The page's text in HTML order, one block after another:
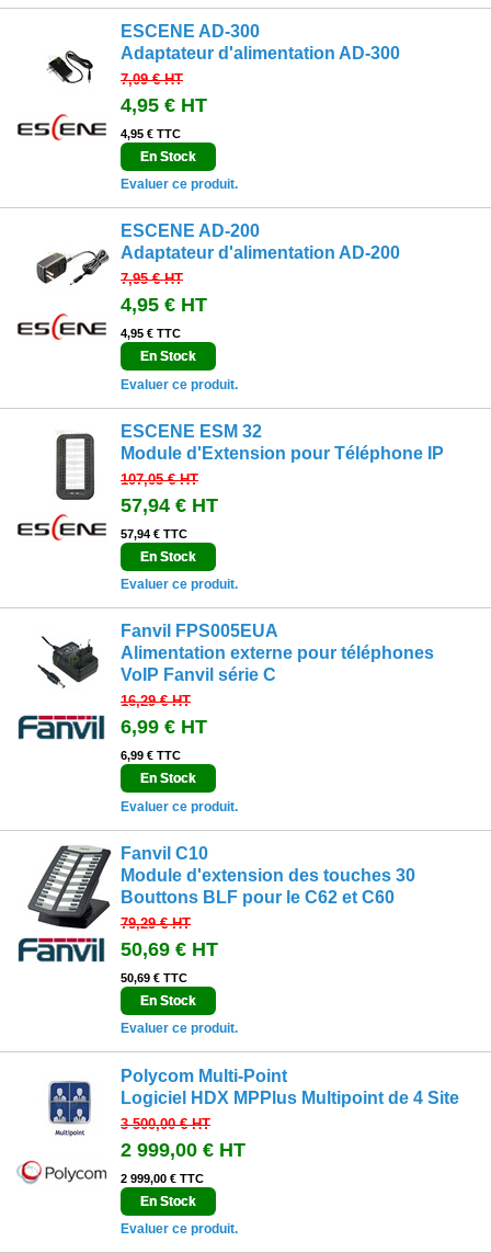
ESCENE AD-300
Adaptateur d'alimentation AD-300
7,09 €HT
4,95 € HT
4,95 € TTC
En Stock
Evaluer ce produit.
ESCENE AD-200
Adaptateur d'alimentation AD-200
7,95 €HT
4,95 € HT
4,95 € TTC
En Stock
Evaluer ce produit.
ESCENE ESM 32
Module d'Extension pour Téléphone IP
107,05 €HT
57,94 € HT
57,94 € TTC
En Stock
Evaluer ce produit.
Fanvil FPS005EUA
Alimentation externe pour téléphones
VoIP Fanvil série C
16,29 €HT
6,99 € HT
6,99 € TTC
En Stock
Evaluer ce produit.
Fanvil C10
Module d'extension des touches 30
Bouttons BLF pour le C62 et C60
79,29 €HT
50,69 € HT
50,69 € TTC
En Stock
Evaluer ce produit.
Polycom Multi-Point
Logiciel HDX MPPlus Multipoint de 4 Site
3 500,00 €HT
2 999,00 € HT
2 999,00 € TTC
En Stock
Evaluer ce produit.